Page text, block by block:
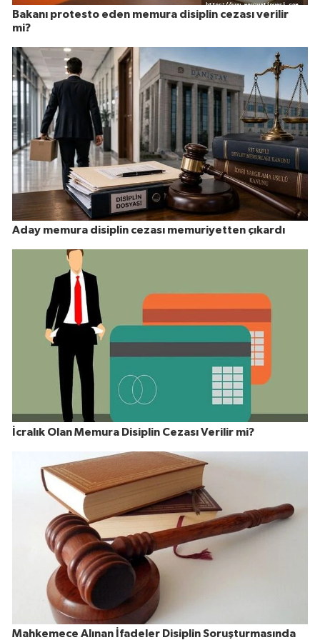
Bakanı protesto eden memura disiplin cezası verilir
mi?
Aday memura disiplin cezası memuriyetten çıkardı
İcralık Olan Memura Disiplin Cezası Verilir mi?
Mahkemece Alınan İfadeler Disiplin Soruşturmasında